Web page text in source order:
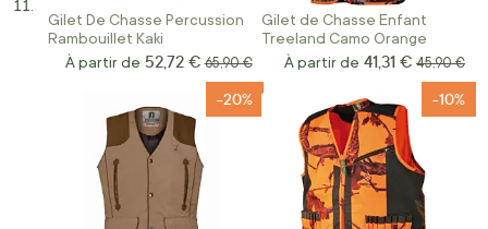
Gilet De Chasse Percussion
Rambouillet Kaki
À partir de 52,72 € Prix normal
65,90 €
Gilet de Chasse Enfant
Treeland Camo Orange
À partir de 41,31 € Prix
45,90 €
-20% -10%